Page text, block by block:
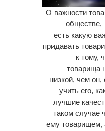
О важности
обществе,
есть какую
придавать
к тому,
товарища
низкой, чем он,
учить его,
лучшие
таком случае
ему товарищем,